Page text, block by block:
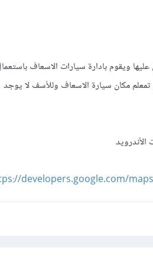
developers.google.com/